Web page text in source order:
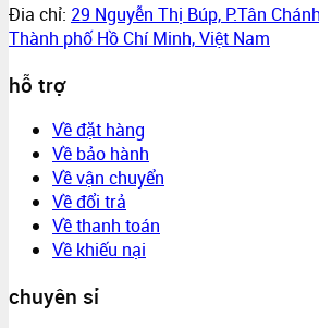
Đia chỉ: 29 Nguyễn Thị Búp, P.Tân
Thành phố Hồ Chí Minh, Việt Nam
hỗ trợ
Về đặt hàng
Về bảo hành
Về vận chuyển
Về đổi trả
Về thanh toán
Về khiếu nại
chuyên sỉ